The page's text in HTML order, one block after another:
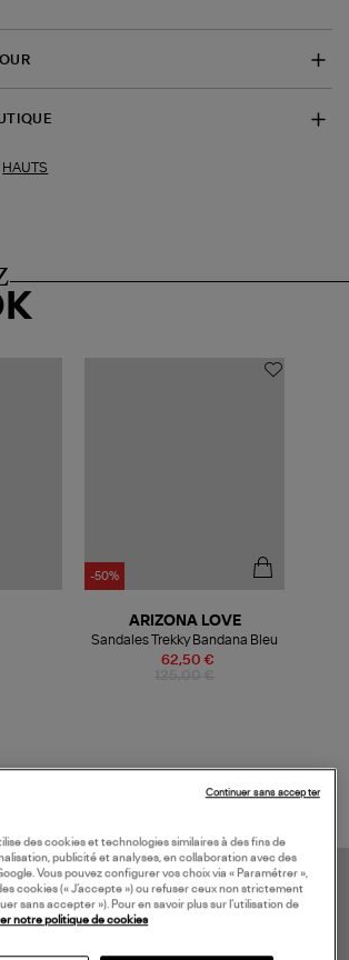
HAUTS
-50%
62,50 €
ARIZONA LOVE
Sandales Trekky Bandana Bleu
des cookies et technologies similaires à des fins de
publicité et analyses, en collaboration avec des
Vous pouvez configurer vos choix via « Paramétrer »,
cookies (« J’accepte ») ou refuser ceux non strictement
sans accepter »). Pour en savoir plus sur l’utilisation de
notre politique de cookies
Continuer sans accepter